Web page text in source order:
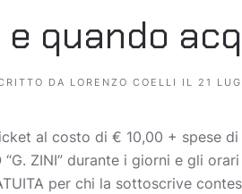
e quando
DA LORENZO COELLI IL 21
al costo di € 10,00 + spese
“G. ZINI” durante i giorni e gli
per chi la sottoscrive